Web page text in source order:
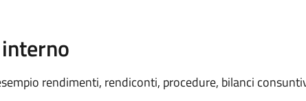
rendimenti, rendiconti, procedure, bilanci